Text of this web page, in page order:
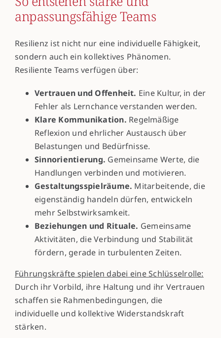
anpassungsfähige Teams
Resilienz ist nicht nur eine individuelle Fähigkeit,
sondern auch ein kollektives Phänomen.
Resiliente Teams verfügen über:
Vertrauen und Offenheit. Eine Kultur, in der
Fehler als Lernchance verstanden werden.
Klare Kommunikation. Regelmäßige
Reflexion und ehrlicher Austausch über
Belastungen und Bedürfnisse.
Sinnorientierung. Gemeinsame Werte, die
Handlungen verbinden und motivieren.
Gestaltungsspielräume. Mitarbeitende, die
eigenständig handeln dürfen, entwickeln
mehr Selbstwirksamkeit.
Beziehungen und Rituale. Gemeinsame
Aktivitäten, die Verbindung und Stabilität
fördern, gerade in turbulenten Zeiten.
Führungskräfte spielen dabei eine Schlüsselrolle:
Durch ihr Vorbild, ihre Haltung und ihr Vertrauen
schaffen sie Rahmenbedingungen, die
individuelle und kollektive Widerstandskraft
stärken.